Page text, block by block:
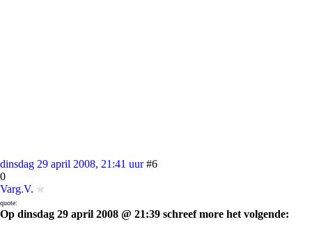
dinsdag 29 april 2008, 21:41 uur #6
0
Varg.V.
quote:
Op dinsdag 29 april 2008 @ 21:39 schreef more het volgende: